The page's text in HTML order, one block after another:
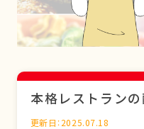
本格レストラン
更新日：2025.07.18